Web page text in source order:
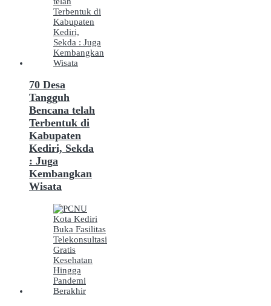
70 Desa
Tangguh
Bencana telah
Terbentuk di
Kabupaten
Kediri, Sekda
: Juga
Kembangkan
Wisata